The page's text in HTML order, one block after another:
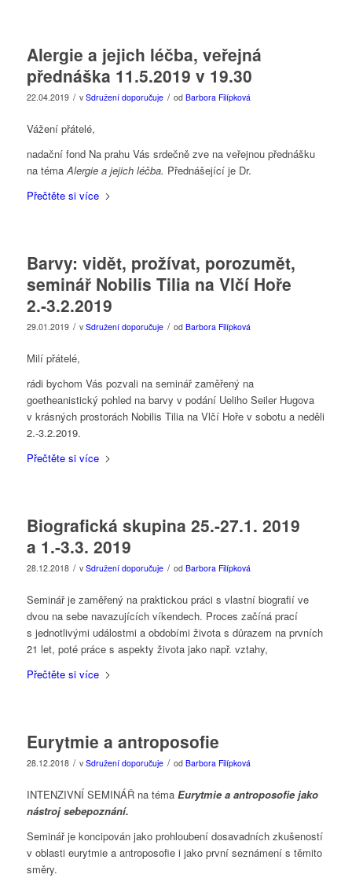
Alergie a jejich léčba, veřejná
přednáška 11.5.2019 v 19.30
22.04.2019 / v Sdružení doporučuje / od Barbora Filípková
Vážení přátelé,
nadační fond Na prahu Vás srdečně zve na veřejnou přednášku
na témaAlergie a jejich léčba. Přednášející je Dr.
Přečtěte si více
Barvy: vidět, prožívat, porozumět,
seminář Nobilis Tilia na Vlčí Hoře
2.-3.2.2019
29.01.2019 / v Sdružení doporučuje / od Barbora Filípková
Milí přátelé,
rádi bychom Vás pozvali na seminář zaměřený na
goetheanistický pohled na barvy v podání Ueliho Seiler Hugova
v krásných prostorách Nobilis Tilia na Vlčí Hoře v sobotu a neděli
2.-3.2.2019.
Přečtěte si více
Biografická skupina 25.-27.1. 2019
a 1.-3.3. 2019
28.12.2018 / v Sdružení doporučuje / od Barbora Filípková
Seminář je zaměřený na praktickou práci s vlastní biografií ve
dvou na sebe navazujících víkendech. Proces začíná prací
s jednotlivými událostmi a obdobími života s důrazem na prvních
21 let, poté práce s aspekty života jako např. vztahy,
Přečtěte si více
Eurytmie a antroposofie
28.12.2018 / v Sdružení doporučuje / od Barbora Filípková
INTENZIVNÍ SEMINÁŘ na téma Eurytmie a antroposofie jako
nástroj sebepoznání.
Seminář je koncipován jako prohloubení dosavadních zkušeností
v oblasti eurytmie a antroposofie i jako první seznámení s těmito
směry.